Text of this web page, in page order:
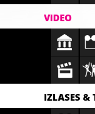
VIDEO
IZLASES &